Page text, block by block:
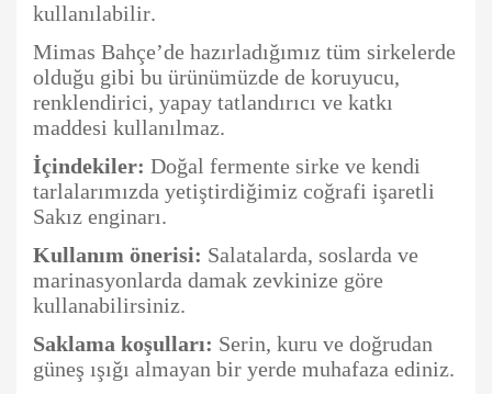
kullanılabilir.
Mimas Bahçe’de hazırladığımız tüm sirkelerde
olduğu gibi bu ürünümüzde de koruyucu,
renklendirici, yapay tatlandırıcı ve katkı
maddesi kullanılmaz.
İçindekiler: Doğal fermente sirke ve kendi
tarlalarımızda yetiştirdiğimiz coğrafi işaretli
Sakız enginarı.
Kullanım önerisi: Salatalarda, soslarda ve
marinasyonlarda damak zevkinize göre
kullanabilirsiniz.
Saklama koşulları: Serin, kuru ve doğrudan
güneş ışığı almayan bir yerde muhafaza ediniz.